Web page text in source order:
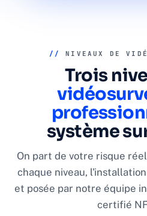
// NIVEAUX DE
Trois
système
On part de votre risque
chaque niveau,
et posée par notre équipe
certifié